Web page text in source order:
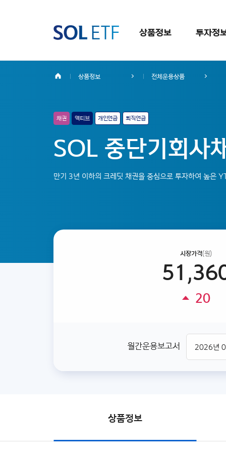
상품정보 투자정
상품정보 전체운용상품
채권 액티브 개인연금 퇴직연금
SOL 중단기회
만기 3년 이하의 크레딧 채권을 중심으로 투자하여 높은
시장가격(원)
20
월간운용보고서
상품정보